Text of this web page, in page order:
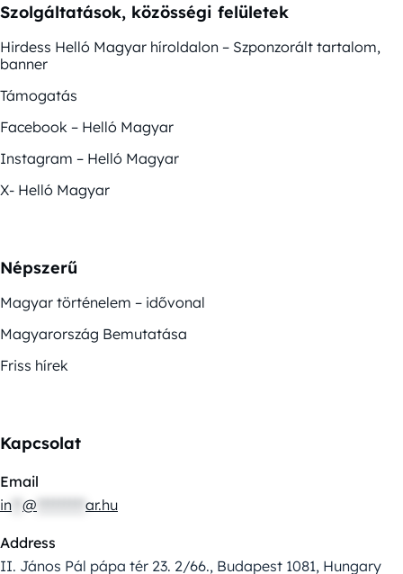
Szolgáltatások, közösségi felületek
Hirdess Helló Magyar híroldalon – Szponzorált tartalom,
banner
Támogatás
Facebook – Helló Magyar
Instagram – Helló Magyar
X- Helló Magyar
Népszerű
Magyar történelem – idővonal
Magyarország Bemutatása
Friss hírek
Kapcsolat
Email
in @ ar.hu
Address
II. János Pál pápa tér 23. 2/66., Budapest 1081, Hungary